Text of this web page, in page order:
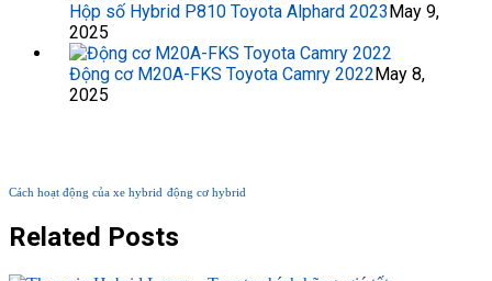
Hộp số Hybrid P810 Toyota Alphard 2023 May 9,
2025
Động cơ M20A-FKS Toyota Camry 2022 May 8,
2025
Cách hoạt động của xe hybrid động cơ hybrid
Related Posts